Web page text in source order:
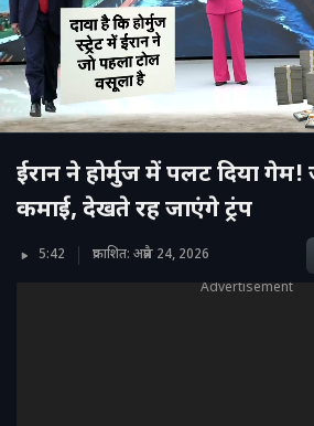
ईरान ने होर्मुज में पलट दिया
कमाई, देखते रह जाएंगे ट्रंप
5:42 प्रकाशित: अप्रैल 24, 2026
Advertisement